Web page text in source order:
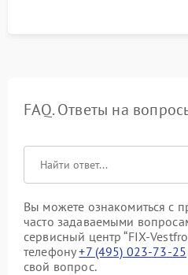
FAQ. Ответы на
Вы можете ознакомиться с
часто задаваемыми
сервисный центр “FIX-
телефону+7 (495) 023-73-25
свой вопрос.